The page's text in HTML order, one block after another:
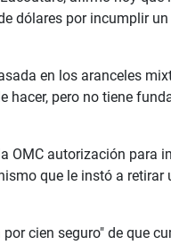
dólares por incumplir
en los aranceles
hacer, pero no tiene
OMC autorización
que le instó a
cien seguro" de que